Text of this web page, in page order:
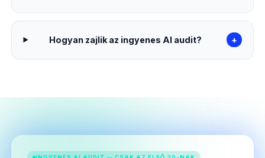
Hogyan zajlik az ingyenes AI audit? +